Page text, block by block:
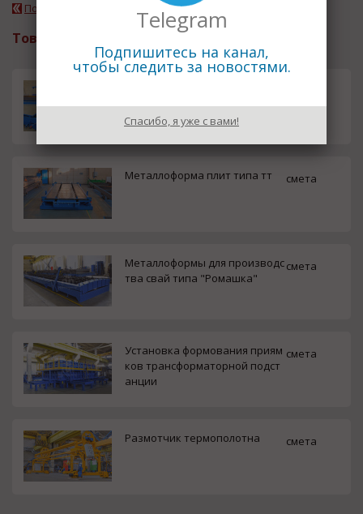
Подробнее о компании
Товары и услуги
яженных ферм
Металлоформа плит типа тт смета
Металлоформы для производс
тва свай типа "Ромашка"
смета
Установка формования приям
ков трансформаторной подст
анции
смета
Размотчик термополотна смета
Telegram
Подпишитесь на канал,
чтобы следить за новостями.
Спасибо, я уже с вами!